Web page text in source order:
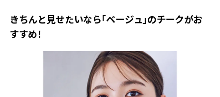
きちんと見せたいなら「ベージュ」のチークがお
すすめ！